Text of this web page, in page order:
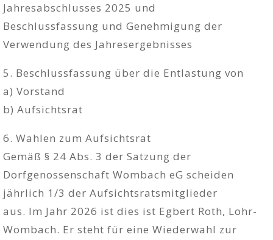
Jahresabschlusses 2025 und
Beschlussfassung und Genehmigung der
Verwendung des Jahresergebnisses
5. Beschlussfassung über die Entlastung von
a) Vorstand
b) Aufsichtsrat
6. Wahlen zum Aufsichtsrat
Gemäß § 24 Abs. 3 der Satzung der
Dorfgenossenschaft Wombach eG scheiden
jährlich 1/3 der Aufsichtsratsmitglieder
aus. Im Jahr 2026 ist dies ist Egbert Roth, Lohr-
Wombach. Er steht für eine Wiederwahl zur